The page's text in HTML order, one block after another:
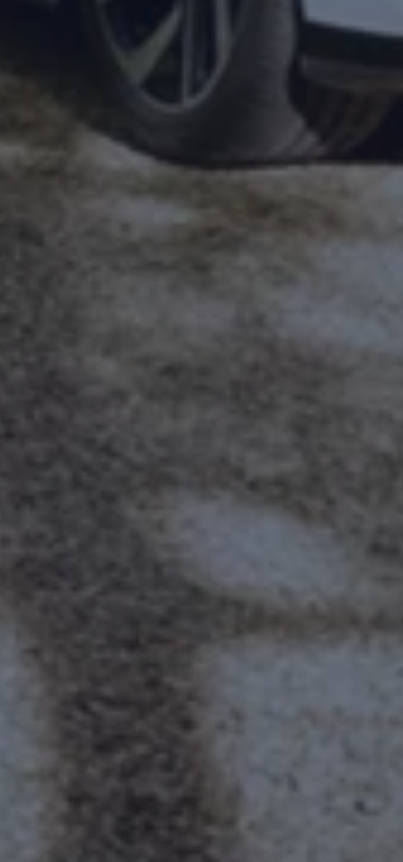
Lifestyle
Transport
Elektromobilität
Volkswagen R
Pannen- und Unfallhilfe
Volkswagen Kundenbetreuung